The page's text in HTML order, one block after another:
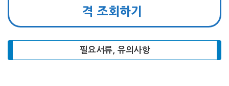
격 조회하기
필요서류, 유의사항